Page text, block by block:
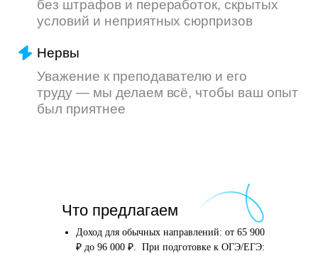
Что предлагаем
Доход для обычных направлений: от 65 900
₽ до 96 000 ₽. При подготовке к ОГЭ/ЕГЭ:
после того, как вы
оставите заявку